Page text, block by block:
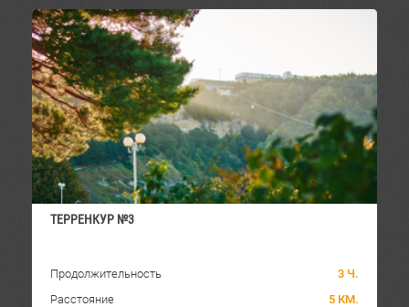
ТЕРРЕНКУР №3
Продолжительность
3 Ч.
Расстояние
5 КМ.